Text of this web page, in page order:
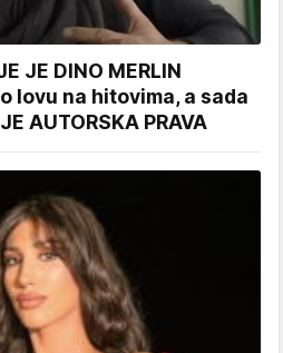
JE DINO MERLIN
lovu na hitovima, a sada
AUTORSKA PRAVA